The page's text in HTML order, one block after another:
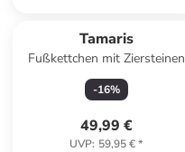
Tamaris
Fußkettchen mit Ziersteinen
-16%
49,99 €
UVP: 59,95 €*